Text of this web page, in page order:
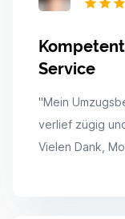
Service
"Mein
verlief zügig
Vielen Dank,